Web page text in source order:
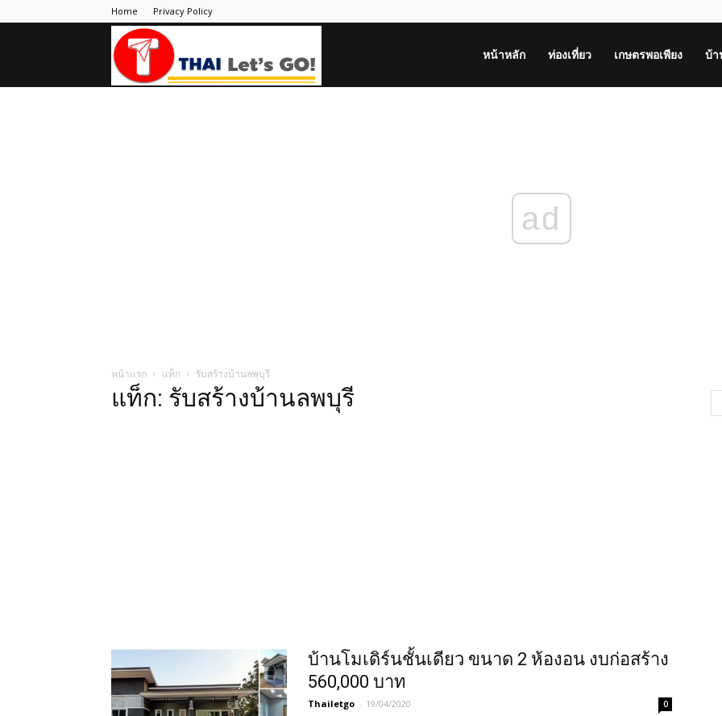
Home Privacy Policy
หน้าหลัก ท่องเที่ยว เกษตรพอเพียง บ้
ad
หน้าแรก แท็ก รับสร้างบ้านลพบุรี
แท็ก: รับสร้างบ้านลพบุรี
บ้านโมเดิร์นชั้นเดียว ขนาด 2 ห้องอน งบก่อสร้าง
560,000 บาท
Thailetgo - 19/04/2020 0